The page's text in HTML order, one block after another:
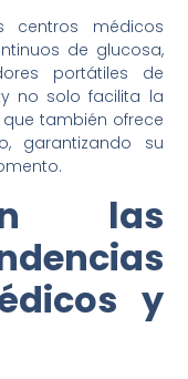
médicos
de glucosa,
portátiles de
no solo facilita la
también ofrece
garantizando su
las
y